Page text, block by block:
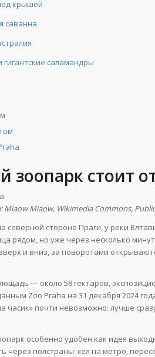
крышей
саванна
саламандры
зоопарк стоит
Miaow, Wikimedia Commons,
северной стороне Праги, у реки
рядом, но уже через несколько
и вниз, за поворотами
— около 58 гектаров,
Zoo Praha на 31 декабря 2024
часик» почти невозможно: лучше
особенно удобен как идея
через полстраны: сел на метро,